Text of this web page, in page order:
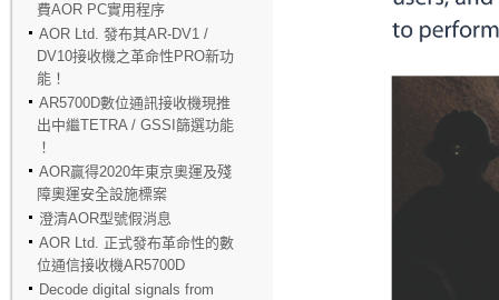
費AOR PC實用程序
AOR Ltd. 發布其AR-DV1 /
DV10接收機之革命性PRO新功
能！
AR5700D數位通訊接收機現推
出中繼TETRA / GSSI篩選功能
！
AOR贏得2020年東京奧運及殘
障奧運安全設施標案
澄清AOR型號假消息
AOR Ltd. 正式發布革命性的數
位通信接收機AR5700D
Decode digital signals from